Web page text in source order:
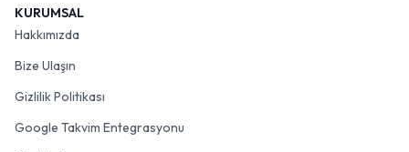
KURUMSAL
Hakkımızda
Bize Ulaşın
Gizlilik Politikası
Google Takvim Entegrasyonu